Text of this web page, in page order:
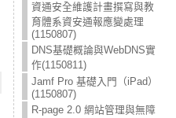
資通安全維護計畫撰寫與教
育體系資安通報應變處理
(1150807)
DNS基礎概論與WebDNS實
作(1150811)
Jamf Pro 基礎入門（iPad）
(1150807)
R-page 2.0 網站管理與無障